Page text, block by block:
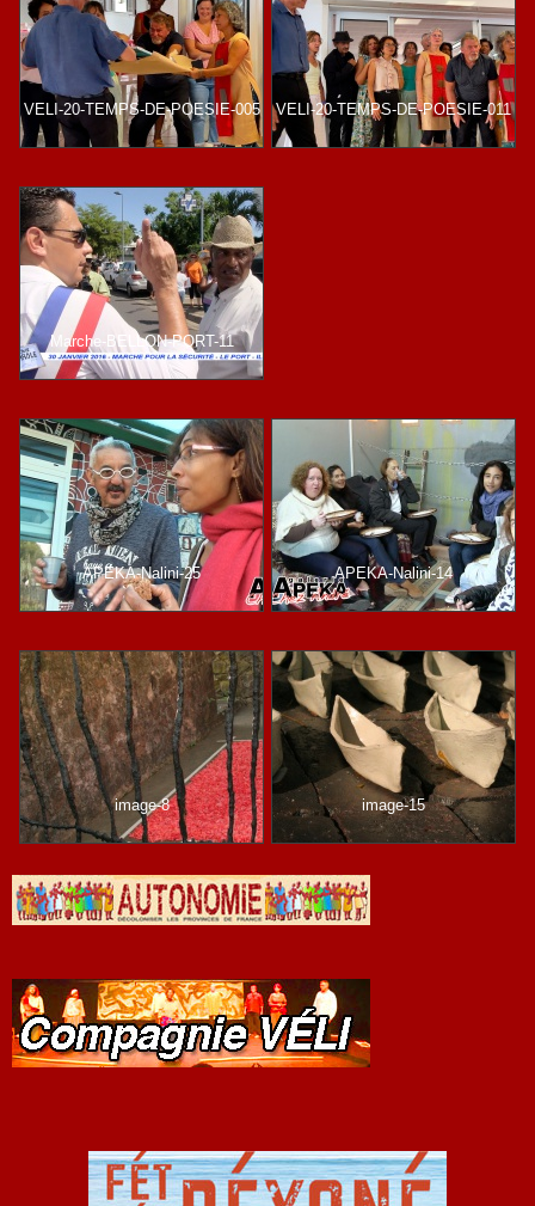
VELI-20-TEMPS-DE-POESIE-005 VELI-20-TEMPS-DE-POESIE-011
Marche-BELLON-PORT-11
APEKA-Nalini-25 APEKA-Nalini-14
image-8 image-15